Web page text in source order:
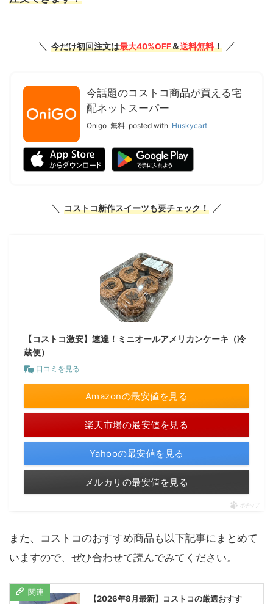
＼ 今だけ初回注文は最大40%OFF＆送料無料！／
今話題のコストコ商品が買える宅
配ネットスーパー
Onigo 無料 posted with Huskycart
＼ コストコ新作スイーツも要チェック！ ／
【コストコ激安】速達！ミニオールアメリカンケーキ（冷
蔵便）
口コミを見る
Amazonの最安値を見る
楽天市場の最安値を見る
Yahooの最安値を見る
メルカリの最安値を見る
ポチップ
また、コストコのおすすめ商品も以下記事にまとめて
いますので、ぜひ合わせて読んでみてください。
【2026年8月最新】コストコの厳選おすす